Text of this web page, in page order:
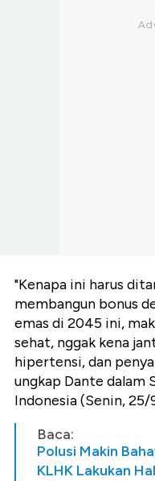
"Kenapa ini harus
membangun bonus
emas di 2045 ini,
sehat, nggak kena
hipertensi, dan
ungkap Dante dalam
Indonesia (Senin, 25/
Baca:
Polusi Makin
KLHK Lakukan